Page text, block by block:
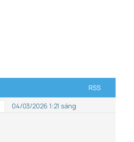
RSS
04/03/2026 1:21 sáng